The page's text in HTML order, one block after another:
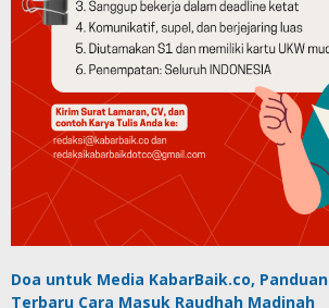
Doa untuk Media KabarBaik.co, Panduan
Terbaru Cara Masuk Raudhah Madinah